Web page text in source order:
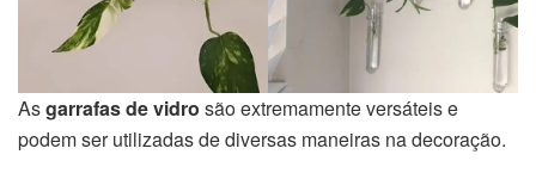
Asgarrafas de vidro são extremamente versáteis e
podem ser utilizadas de diversas maneiras na decoração.